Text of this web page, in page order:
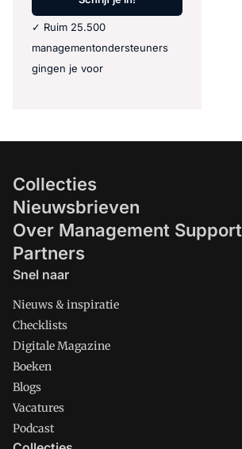
✓ Ruim 25.500
managementondersteuners
gingen je voor
Collecties
Nieuwsbrieven
Over Management Support
Partners
Snel naar
Nieuws & inspiratie
Checklists
Digitale Magazine
Boeken
Blogs
Vacatures
Podcast